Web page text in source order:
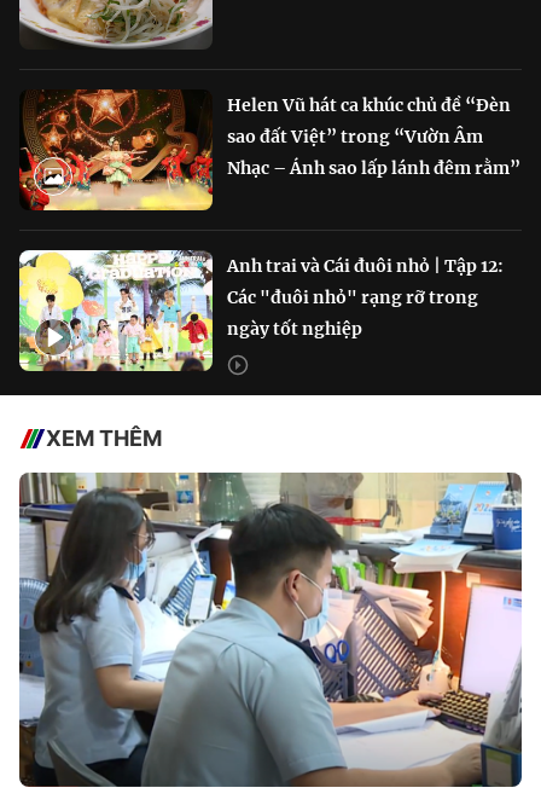
Helen Vũ hát ca khúc chủ đề “Đèn
sao đất Việt” trong “Vườn Âm
Nhạc – Ánh sao lấp lánh đêm rằm”
Anh trai và Cái đuôi nhỏ | Tập 12:
Các "đuôi nhỏ" rạng rỡ trong
ngày tốt nghiệp
XEM THÊM